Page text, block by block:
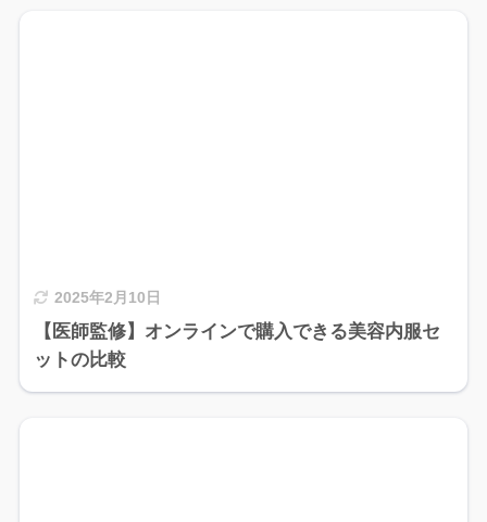
2025年2月10日
【医師監修】オンラインで購入できる美容内服セ
ットの比較